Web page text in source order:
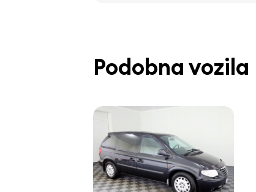
Podobna vozila